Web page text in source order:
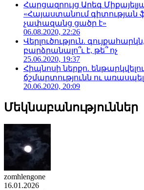
Հարցազրույց Արեգ
«Հայաստանում գիտության
չափազանց ցածր է»
06.08.2020, 22:26
Վերլուծություն.
բարձրանալո՞ւ է, թե՞ ոչ
25.06.2020, 19:37
Հիպնոսի ներքո.
ճշմարտությունն ու
20.06.2020, 20:09
Մեկնաբանություններ
zomhlengone
16.01.2026